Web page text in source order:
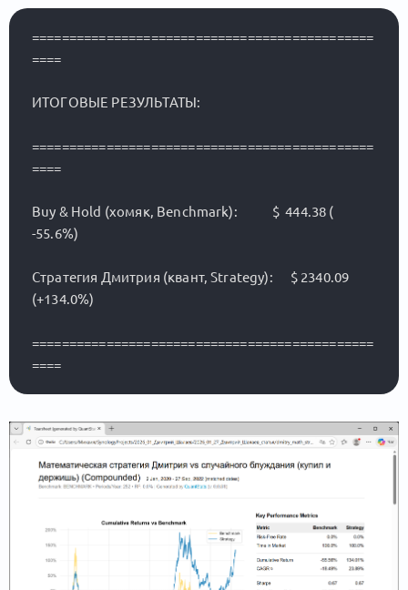
==============================================
====
ИТОГОВЫЕ РЕЗУЛЬТАТЫ:
==============================================
====
Buy & Hold (хомяк, Benchmark):            $  444.38 (
-55.6%)
Стратегия Дмитрия (квант, Strategy):      $ 2340.09
(+134.0%)
==============================================